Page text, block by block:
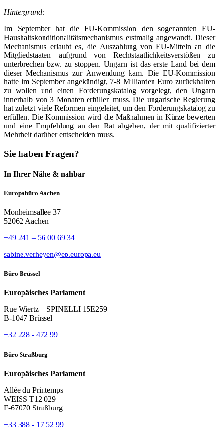
Hintergrund:
Im September hat die EU-Kommission den sogenannten EU-
Haushaltskonditionalitätsmechanismus erstmalig angewandt. Dieser
Mechanismus erlaubt es, die Auszahlung von EU-Mitteln an die
Mitgliedstaaten aufgrund von Rechtstaatlichkeitsverstößen zu
unterbrechen bzw. zu stoppen. Ungarn ist das erste Land bei dem
dieser Mechanismus zur Anwendung kam. Die EU-Kommission
hatte im September angekündigt, 7-8 Milliarden Euro zurückhalten
zu wollen und einen Forderungskatalog vorgelegt, den Ungarn
innerhalb von 3 Monaten erfüllen muss. Die ungarische Regierung
hat zuletzt viele Reformen eingeleitet, um den Forderungskatalog zu
erfüllen. Die Kommission wird die Maßnahmen in Kürze bewerten
und eine Empfehlung an den Rat abgeben, der mit qualifizierter
Mehrheit darüber entscheiden muss.
Sie haben Fragen?
In Ihrer Nähe & nahbar
Europabüro Aachen
Monheimsallee 37
52062 Aachen
+49 241 – 56 00 69 34
sabine.verheyen@ep.europa.eu
Büro Brüssel
Europäisches Parlament
Rue Wiertz – SPINELLI 15E259
B-1047 Brüssel
+32 228 - 472 99
Büro Straßburg
Europäisches Parlament
Allée du Printemps –
WEISS T12 029
F-67070 Straßburg
+33 388 - 17 52 99